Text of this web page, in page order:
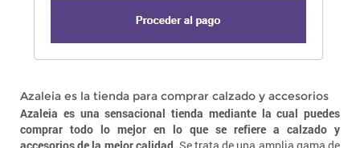
Azaleia es la tienda para comprar calzado y accesorios
Azaleia es una sensacional tienda mediante la cual puedes
comprar todo lo mejor en lo que se refiere a calzado y